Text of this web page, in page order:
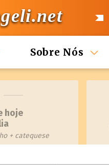
Sobre Nós
hoje
+ catequese